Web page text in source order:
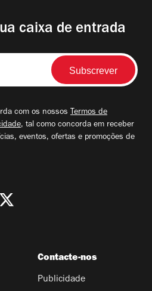
caixa de entrada
com os nossos Termos de
, tal como concorda em receber
eventos, ofertas e promoções de
Contacte-nos
Publicidade